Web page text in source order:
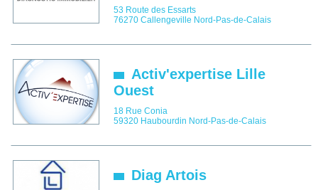
53 Route des Essarts
76270 Callengeville Nord-Pas-de-Calais
Activ'expertise Lille
Ouest
18 Rue Conia
59320 Haubourdin Nord-Pas-de-Calais
Diag Artois